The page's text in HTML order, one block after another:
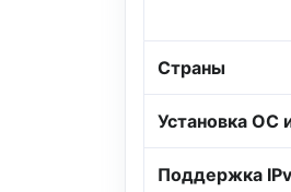
Страны
Установка ОС
Поддержка